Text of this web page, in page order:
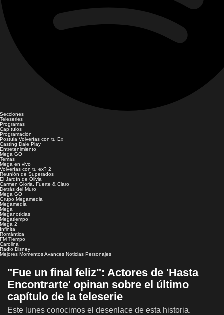
Secciones
Teleseries
Programas
Capítulos
Programación
Postula Volverías con tu Ex
Casting Dale Play
Entretenimiento
Mega GO
Temas
Mega en vivo
Volverías con tu ex? 2
Reunión de Superados
El Jardín de Olivia
Carmen Gloria, Fuerte & Claro
Detrás del Muro
Mega GO
Grupo Megamedia
Megamedia
Mega
Meganoticias
Megatiempo
Mega 2
Infinita
Romántica
FM Tiempo
Carolina
Radio Disney
Mejores MomentosAvances Noticias Personajes
"Fue un final feliz": Actores de 'Hasta
Encontrarte' opinan sobre el último
capítulo de la teleserie
Este lunes conocimos el desenlace de esta historia.